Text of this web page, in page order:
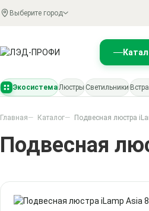
Выберите город
ЭкосистемаЛюстры Светильники
Главная Каталог Подвесная люстра
Подвесная